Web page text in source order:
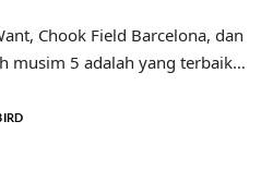
Chook Field Barcelona, ​​dan
musim 5 adalah yang terbaik…